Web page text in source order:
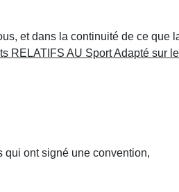
et dans la continuité de ce
RELATIFS AU Sport Adapté sur
qui ont signé une convention,